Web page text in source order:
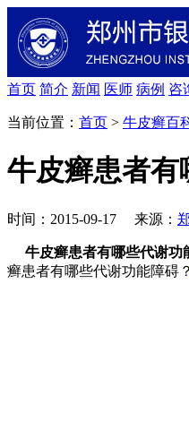
首页 简介 新闻 医师 病例 咨
当前位置： 首页 > 牛皮癣百
牛皮癣患者有
时间：2015-09-17 来源：
牛皮癣患者有哪些代谢功
癣患者有哪些代谢功能障碍？